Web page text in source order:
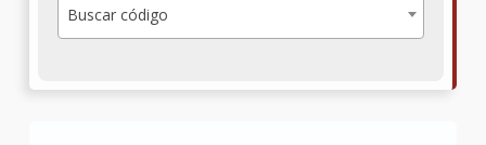
Buscar código